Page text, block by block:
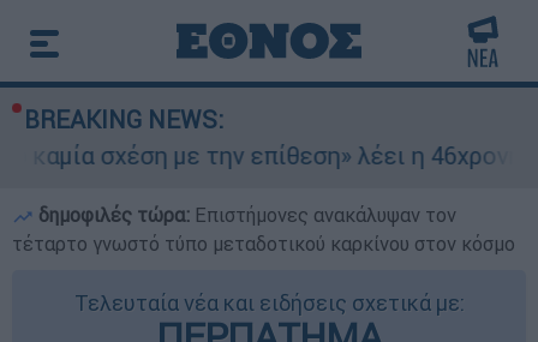
BREAKING NEWS:
με την επίθεση» λέει η 46χρονη - Τι
δημοφιλές τώρα: Επιστήμονες ανακάλυψαν τον
τέταρτο γνωστό τύπο μεταδοτικού καρκίνου στον κόσμο
Τελευταία νέα και ειδήσεις σχετικά με: